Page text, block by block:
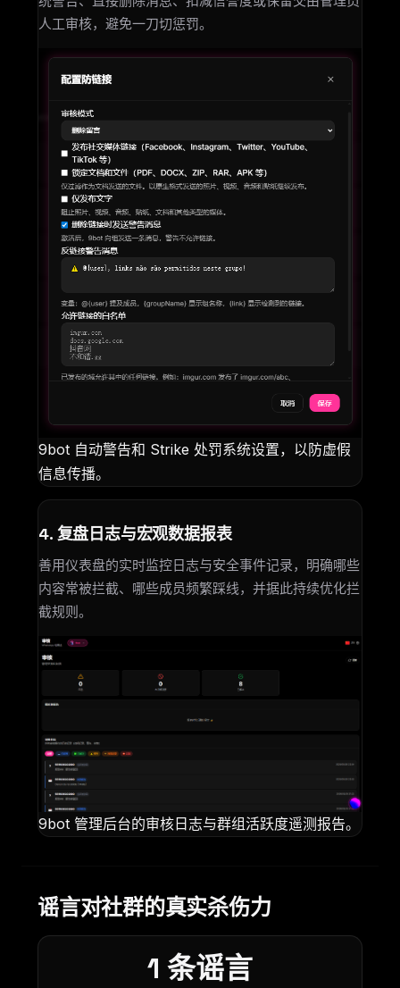
人工审核，避免一刀切惩罚。
9bot 自动警告和 Strike 处罚系统设置，以防虚假
信息传播。
4. 复盘日志与宏观数据报表
善用仪表盘的实时监控日志与安全事件记录，明确哪些
内容常被拦截、哪些成员频繁踩线，并据此持续优化拦
截规则。
9bot 管理后台的审核日志与群组活跃度遥测报告。
谣言对社群的真实杀伤力
1 条谣言